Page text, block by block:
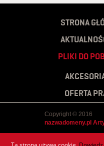
STRONA
PLIKI DO
OFERTA
Copyright © 2016
nazwadomeny.pl